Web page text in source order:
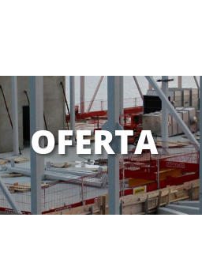
OFERTA